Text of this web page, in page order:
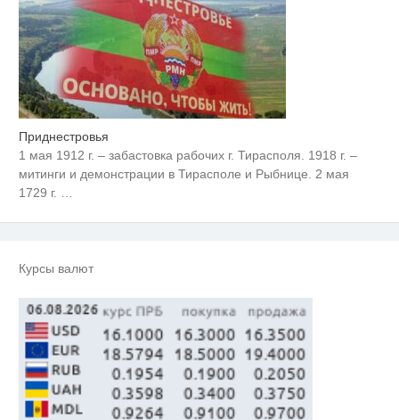
Приднестровья
1 мая 1912 г. – забастовка рабочих г. Тирасполя. 1918 г. –
митинги и демонстрации в Тирасполе и Рыбнице. 2 мая
1729 г. …
Курсы валют